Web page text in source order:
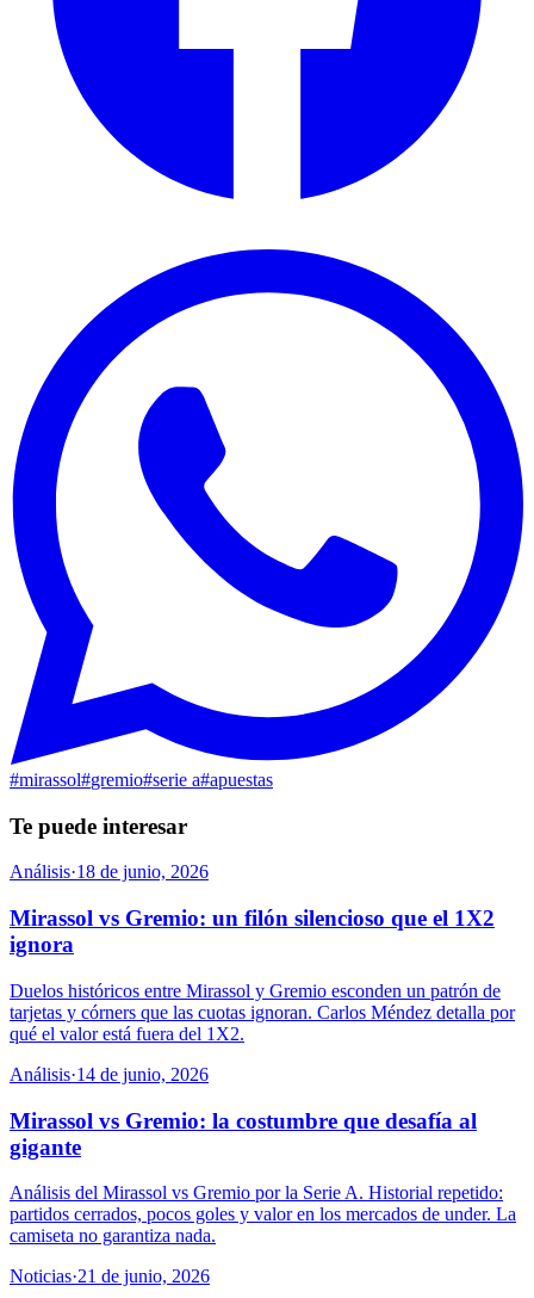
#mirassol#gremio#serie a#apuestas
Te puede interesar
Análisis·18 de junio, 2026
Mirassol vs Gremio: un filón silencioso que el 1X2
ignora
Duelos históricos entre Mirassol y Gremio esconden un patrón de
tarjetas y córners que las cuotas ignoran. Carlos Méndez detalla por
qué el valor está fuera del 1X2.
Análisis·14 de junio, 2026
Mirassol vs Gremio: la costumbre que desafía al
gigante
Análisis del Mirassol vs Gremio por la Serie A. Historial repetido:
partidos cerrados, pocos goles y valor en los mercados de under. La
camiseta no garantiza nada.
Noticias·21 de junio, 2026